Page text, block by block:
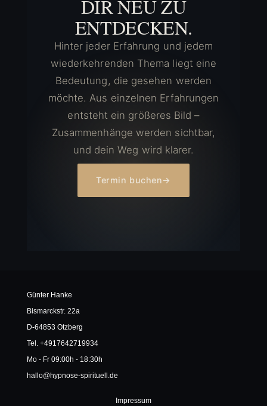
DIR NEU ZU
ENTDECKEN.
Hinter jeder Erfahrung und jedem
wiederkehrenden Thema liegt eine
Bedeutung, die gesehen werden
möchte. Aus einzelnen Erfahrungen
entsteht ein größeres Bild –
Zusammenhänge werden sichtbar,
und dein Weg wird klarer.
Termin buchen→
Günter Hanke
Bismarckstr. 22a
D-64853 Otzberg
Tel. +4917642719934
Mo - Fr 09:00h - 18:30h
hallo@hypnose-spirituell.de
Impressum